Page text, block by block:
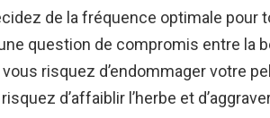
de la fréquence optimale pour
question de compromis entre la
risquez d’endommager votre
d’affaiblir l’herbe et